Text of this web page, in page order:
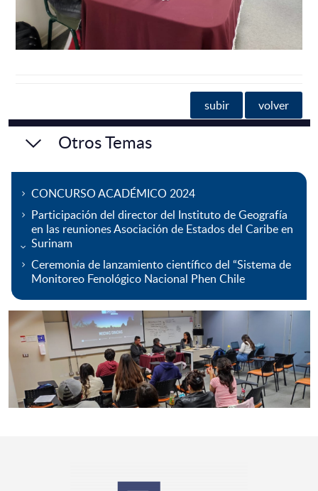
subir volver
Otros Temas
CONCURSO ACADÉMICO 2024
Participación del director del Instituto de Geografía
en las reuniones Asociación de Estados del Caribe en
Surinam
Ceremonia de lanzamiento científico del “Sistema de
Monitoreo Fenológico Nacional Phen Chile